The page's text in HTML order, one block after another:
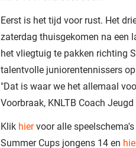
Eerst is het tijd voor rust. Het
zaterdag thuisgekomen na een
het vliegtuig te pakken richting
talentvolle juniorentennissers
"Dat is waar we het allemaal
Voorbraak, KNLTB Coach
Klik hiervoor alle
Summer Cups jongens 14 en